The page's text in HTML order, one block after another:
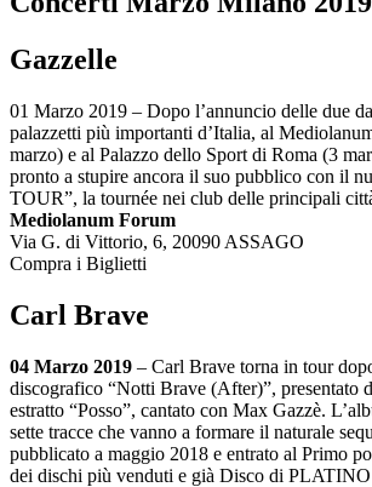
Gazzelle
01 Marzo 2019 – Dopo l’annuncio delle due
palazzetti più importanti d’Italia, al
marzo) e al Palazzo dello Sport di Roma (3
pronto a stupire ancora il suo pubblico con il
TOUR”, la tournée nei club delle principali
Mediolanum Forum
Via G. di Vittorio, 6, 20090 ASSAGO
Compra i Biglietti
Carl Brave
04 Marzo 2019 – Carl Brave torna in tour
discografico “Notti Brave (After)”, presentato
estratto “Posso”, cantato con Max Gazzè.
sette tracce che vanno a formare il naturale
pubblicato a maggio 2018 e entrato al Primo
dei dischi più venduti e già Disco di